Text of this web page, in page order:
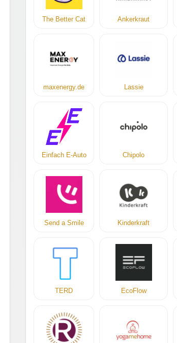
The Better Cat Ankerkraut
maxenergy.de Lassie
Einfach E-Auto Chipolo
Send a Smile Kinderkraft
TERD EcoFlow